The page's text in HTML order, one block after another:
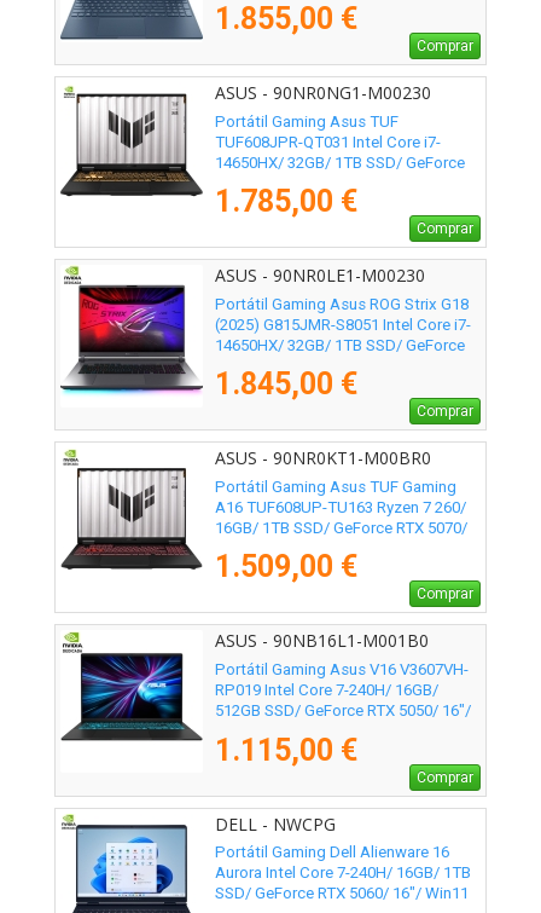
1.855,00 €
Comprar
ASUS - 90NR0NG1-M00230
Portátil Gaming Asus TUF
TUF608JPR-QT031 Intel Core i7-
14650HX/ 32GB/ 1TB SSD/ GeForce
1.785,00 €
Comprar
ASUS - 90NR0LE1-M00230
Portátil Gaming Asus ROG Strix G18
(2025) G815JMR-S8051 Intel Core i7-
14650HX/ 32GB/ 1TB SSD/ GeForce
1.845,00 €
Comprar
ASUS - 90NR0KT1-M00BR0
Portátil Gaming Asus TUF Gaming
A16 TUF608UP-TU163 Ryzen 7 260/
16GB/ 1TB SSD/ GeForce RTX 5070/
1.509,00 €
Comprar
ASUS - 90NB16L1-M001B0
Portátil Gaming Asus V16 V3607VH-
RP019 Intel Core 7-240H/ 16GB/
512GB SSD/ GeForce RTX 5050/ 16"/
1.115,00 €
Comprar
DELL - NWCPG
Portátil Gaming Dell Alienware 16
Aurora Intel Core 7-240H/ 16GB/ 1TB
SSD/ GeForce RTX 5060/ 16"/ Win11